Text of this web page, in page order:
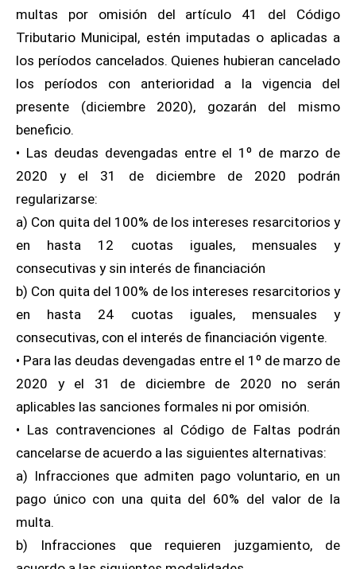
multas por omisión del artículo 41 del Código
Tributario Municipal, estén imputadas o aplicadas a
los períodos cancelados. Quienes hubieran cancelado
los períodos con anterioridad a la vigencia del
presente (diciembre 2020), gozarán del mismo
beneficio.
• Las deudas devengadas entre el 1º de marzo de
2020 y el 31 de diciembre de 2020 podrán
regularizarse:
a) Con quita del 100% de los intereses resarcitorios y
en hasta 12 cuotas iguales, mensuales y
consecutivas y sin interés de financiación
b) Con quita del 100% de los intereses resarcitorios y
en hasta 24 cuotas iguales, mensuales y
consecutivas, con el interés de financiación vigente.
• Para las deudas devengadas entre el 1º de marzo de
2020 y el 31 de diciembre de 2020 no serán
aplicables las sanciones formales ni por omisión.
• Las contravenciones al Código de Faltas podrán
cancelarse de acuerdo a las siguientes alternativas:
a) Infracciones que admiten pago voluntario, en un
pago único con una quita del 60% del valor de la
multa.
b) Infracciones que requieren juzgamiento, de